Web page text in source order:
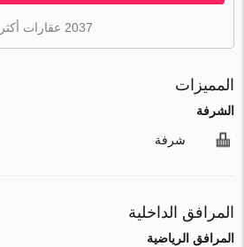
2037 عقارات أكثر
المميزات
الشرفة
شرفة
المرافق الداخلية
المرافق الرياضية